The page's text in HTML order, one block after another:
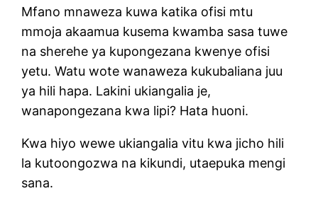
Mfano mnaweza kuwa katika ofisi mtu
mmoja akaamua kusema kwamba sasa tuwe
na sherehe ya kupongezana kwenye ofisi
yetu. Watu wote wanaweza kukubaliana juu
ya hili hapa. Lakini ukiangalia je,
wanapongezana kwa lipi? Hata huoni.
Kwa hiyo wewe ukiangalia vitu kwa jicho hili
la kutoongozwa na kikundi, utaepuka mengi
sana.